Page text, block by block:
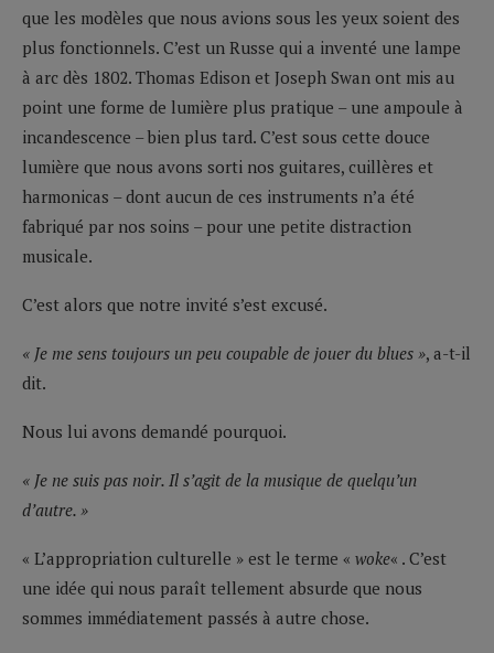
que les modèles que nous avions sous les yeux soient des
plus fonctionnels. C’est un Russe qui a inventé une lampe
à arc dès 1802. Thomas Edison et Joseph Swan ont mis au
point une forme de lumière plus pratique – une ampoule à
incandescence – bien plus tard. C’est sous cette douce
lumière que nous avons sorti nos guitares, cuillères et
harmonicas – dont aucun de ces instruments n’a été
fabriqué par nos soins – pour une petite distraction
musicale.
C’est alors que notre invité s’est excusé.
« Je me sens toujours un peu coupable de jouer du blues », a-t-il
dit.
Nous lui avons demandé pourquoi.
« Je ne suis pas noir. Il s’agit de la musique de quelqu’un
d’autre. »
« L’appropriation culturelle » est le terme « woke« . C’est
une idée qui nous paraît tellement absurde que nous
sommes immédiatement passés à autre chose.